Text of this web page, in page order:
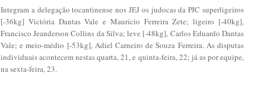
Integram a delegação tocantinense nos JEJ os judocas da PJC superligeiros
[-36kg] Victória Dantas Vale e Maurício Ferreira Zete; ligeiro [-40kg],
Francisco Jeanderson Collins da Silva; leve [-48kg], Carlos Eduardo Dantas
Vale; e meio-médio [-53kg], Adiel Carneiro de Souza Ferreira. As disputas
individuais acontecem nestas quarta, 21, e quinta-feira, 22; já as por equipe,
na sexta-feira, 23.